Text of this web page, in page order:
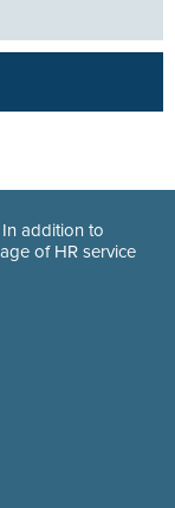
addition to
of HR service